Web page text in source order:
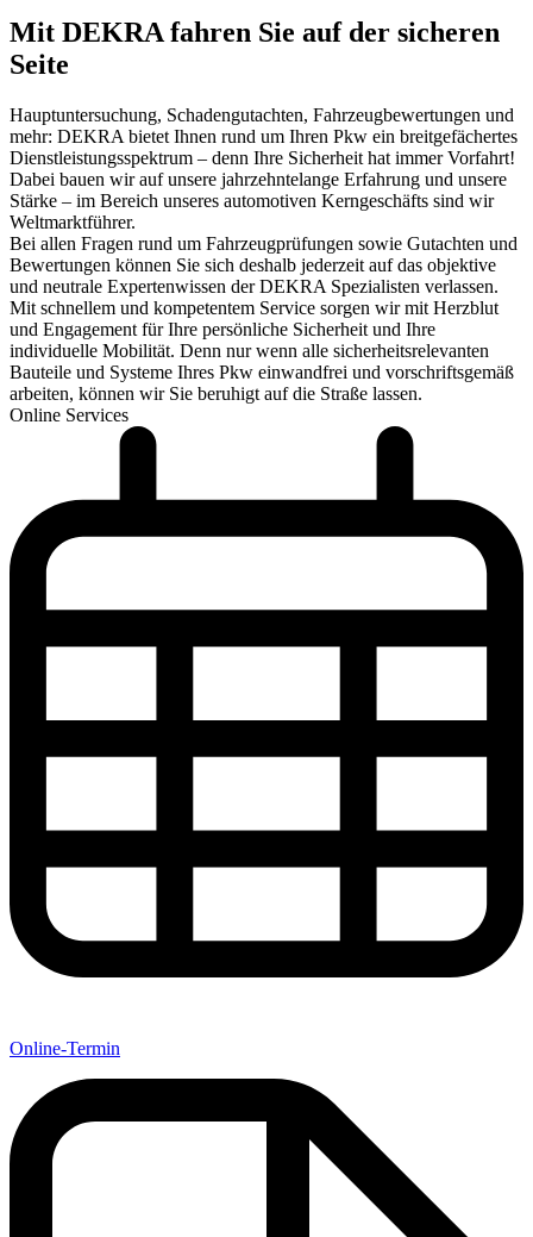
Mit DEKRA fahren Sie auf der sicheren
Seite
Hauptuntersuchung, Schadengutachten, Fahrzeugbewertungen und
mehr: DEKRA bietet Ihnen rund um Ihren Pkw ein breitgefächertes
Dienstleistungsspektrum – denn Ihre Sicherheit hat immer Vorfahrt!
Dabei bauen wir auf unsere jahrzehntelange Erfahrung und unsere
Stärke – im Bereich unseres automotiven Kerngeschäfts sind wir
Weltmarktführer.
Bei allen Fragen rund um Fahrzeugprüfungen sowie Gutachten und
Bewertungen können Sie sich deshalb jederzeit auf das objektive
und neutrale Expertenwissen der DEKRA Spezialisten verlassen.
Mit schnellem und kompetentem Service sorgen wir mit Herzblut
und Engagement für Ihre persönliche Sicherheit und Ihre
individuelle Mobilität. Denn nur wenn alle sicherheitsrelevanten
Bauteile und Systeme Ihres Pkw einwandfrei und vorschriftsgemäß
arbeiten, können wir Sie beruhigt auf die Straße lassen.
Online Services
Online-Termin